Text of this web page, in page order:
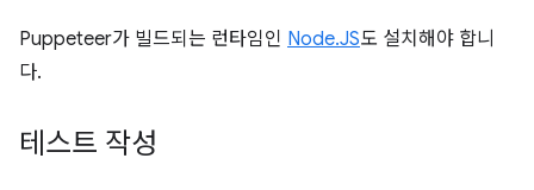
Puppeteer가 빌드되는 런타임인 Node.JS도 설치해야 합니
다.
테스트 작성